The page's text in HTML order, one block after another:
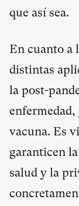
que así sea.
En cuanto a
distintas
la post-
vacuna. Es
garanticen
salud y la